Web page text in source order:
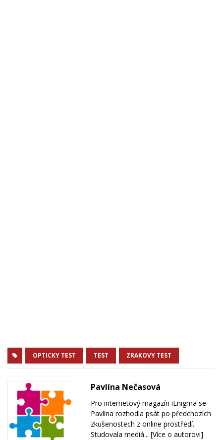
OPTICKY TEST TEST ZRAKOVY TEST
Pavlína Nečasová
Pro internetový magazín iEnigma se
Pavlína rozhodla psát po předchozích
zkušenostech z online prostředí.
Studovala mediá... [Více o autorovi]